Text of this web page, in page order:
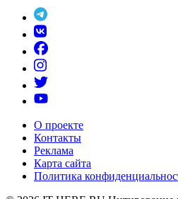
О проекте
Контакты
Реклама
Карта сайта
Политика